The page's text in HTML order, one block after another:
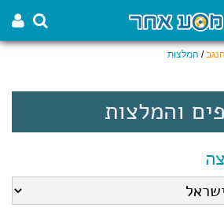
/ המלצות
והמלצות